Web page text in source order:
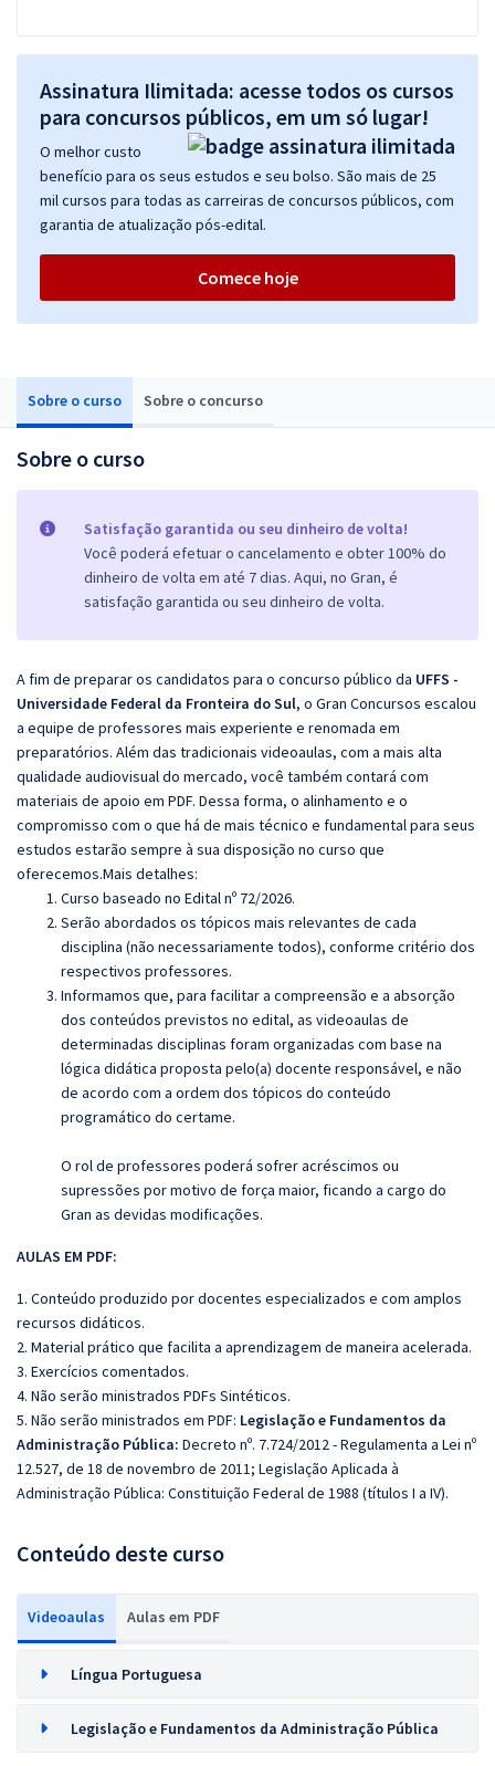
Sobre o curso Sobre o concurso
Sobre o curso
Satisfação garantida ou seu dinheiro de volta!
Você poderá efetuar o cancelamento e obter 100% do
dinheiro de volta em até 7 dias. Aqui, no Gran, é
satisfação garantida ou seu dinheiro de volta.
A fim de preparar os candidatos para o concurso público da UFFS -
Universidade Federal da Fronteira do Sul, o Gran Concursos escalou
a equipe de professores mais experiente e renomada em
preparatórios. Além das tradicionais videoaulas, com a mais alta
qualidade audiovisual do mercado, você também contará com
materiais de apoio em PDF. Dessa forma, o alinhamento e o
compromisso com o que há de mais técnico e fundamental para seus
estudos estarão sempre à sua disposição no curso que
oferecemos.Mais detalhes:
Curso baseado no Edital nº 72/2026.
Serão abordados os tópicos mais relevantes de cada
disciplina (não necessariamente todos), conforme critério dos
respectivos professores.
Informamos que, para facilitar a compreensão e a absorção
dos conteúdos previstos no edital, as videoaulas de
determinadas disciplinas foram organizadas com base na
lógica didática proposta pelo(a) docente responsável, e não
de acordo com a ordem dos tópicos do conteúdo
programático do certame.
O rol de professores poderá sofrer acréscimos ou
supressões por motivo de força maior, ficando a cargo do
Gran as devidas modificações.
AULAS EM PDF:
1. Conteúdo produzido por docentes especializados e com amplos
recursos didáticos.
2. Material prático que facilita a aprendizagem de maneira acelerada.
3. Exercícios comentados.
4. Não serão ministrados PDFs Sintéticos.
5. Não serão ministrados em PDF: Legislação e Fundamentos da
Administração Pública: Decreto nº. 7.724/2012 - Regulamenta a Lei nº
12.527, de 18 de novembro de 2011; Legislação Aplicada à
Administração Pública: Constituição Federal de 1988 (títulos I a IV).
Conteúdo deste curso
Videoaulas Aulas em PDF
Língua Portuguesa
Legislação e Fundamentos da Administração Pública
Assinatura Ilimitada: acesse todos os cursos
para concursos públicos, em um só lugar!
O melhor custo
benefício para os seus estudos e seu bolso. São mais de 25
mil cursos para todas as carreiras de concursos públicos, com
garantia de atualização pós-edital.
Comece hoje